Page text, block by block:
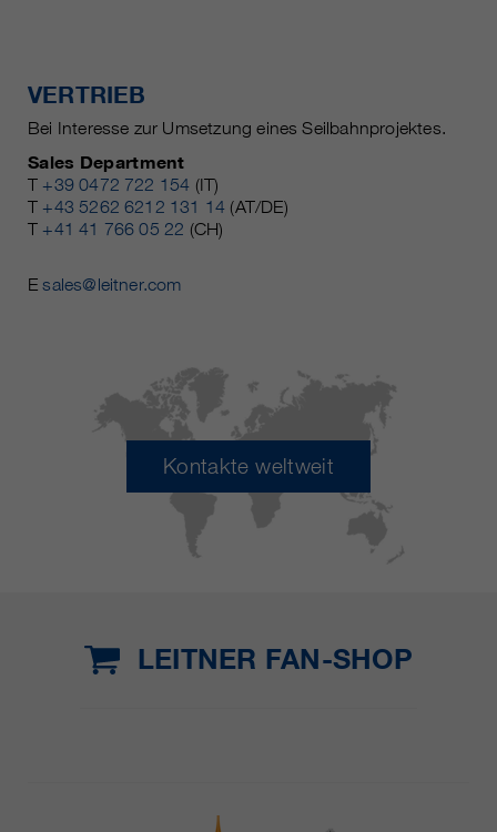
VERTRIEB
Bei Interesse zur Umsetzung eines Seilbahnprojektes.
Sales Department
T +39 0472 722 154 (IT)
T +43 5262 6212 131 14 (AT/DE)
T +41 41 766 05 22 (CH)
Esales@leitner.com
Kontakte weltweit
LEITNER FAN-SHOP